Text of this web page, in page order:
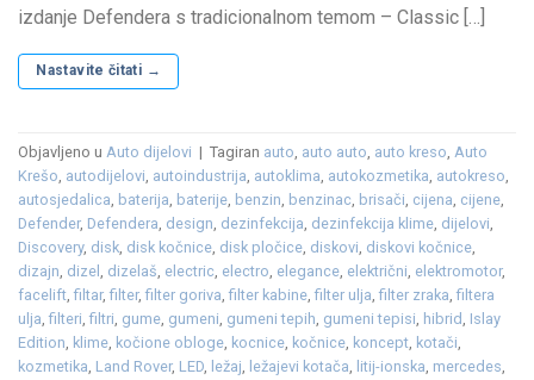
izdanje Defendera s tradicionalnom temom – Classic […]
Nastavite čitati →
Objavljeno u Auto dijelovi | Tagiran auto, auto auto, auto kreso, Auto
Krešo, autodijelovi, autoindustrija, autoklima, autokozmetika, autokreso,
autosjedalica, baterija, baterije, benzin, benzinac, brisači, cijena, cijene,
Defender, Defendera, design, dezinfekcija, dezinfekcija klime, dijelovi,
Discovery, disk, disk kočnice, disk pločice, diskovi, diskovi kočnice,
dizajn, dizel , dizelaš, electric, electro, elegance, električni, elektromotor,
facelift,filtar,filter,filter goriva,filter kabine,filter ulja,filter zraka,filtera
ulja,filteri,filtri, gume, gumeni, gumeni tepih, gumeni tepisi, hibrid, Islay
Edition, klime, kočione obloge, kocnice, kočnice, koncept, kotači,
kozmetika, Land Rover, LED, ležaj, ležajevi kotača, litij-ionska, mercedes,